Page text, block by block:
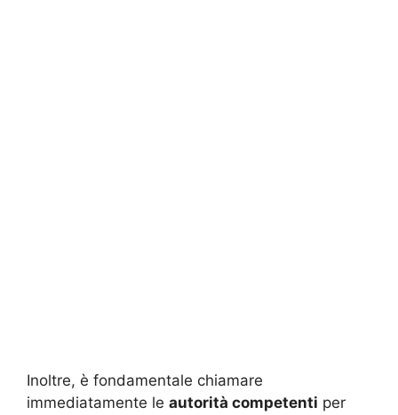
Inoltre, è fondamentale chiamare
immediatamente le autorità competenti per